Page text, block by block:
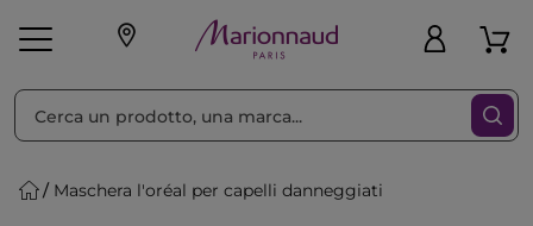
Make-up Profumi
Maschera l'oréal per capelli danneggiati
Ordina per Filtra